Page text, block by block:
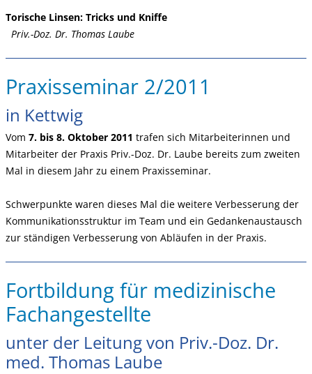
Torische Linsen: Tricks und Kniffe
Priv.-Doz. Dr. Thomas Laube
Praxisseminar 2/2011
in Kettwig
Vom 7. bis 8. Oktober 2011 trafen sich Mitarbeiterinnen und
Mitarbeiter der Praxis Priv.-Doz. Dr. Laube bereits zum zweiten
Mal in diesem Jahr zu einem Praxisseminar.
Schwerpunkte waren dieses Mal die weitere Verbesserung der
Kommunikationsstruktur im Team und ein Gedankenaustausch
zur ständigen Verbesserung von Abläufen in der Praxis.
Fortbildung für medizinische
Fachangestellte
unter der Leitung von Priv.-Doz. Dr.
med. Thomas Laube